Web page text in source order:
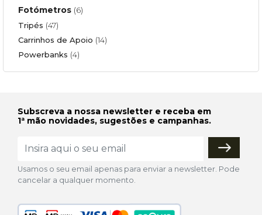
Fotómetros (6)
Tripés (47)
Carrinhos de Apoio (14)
Powerbanks (4)
Subscreva a nossa newsletter e receba em
1ª mão novidades, sugestões e campanhas.
Usamos o seu email apenas para enviar a newsletter. Pode
cancelar a qualquer momento.